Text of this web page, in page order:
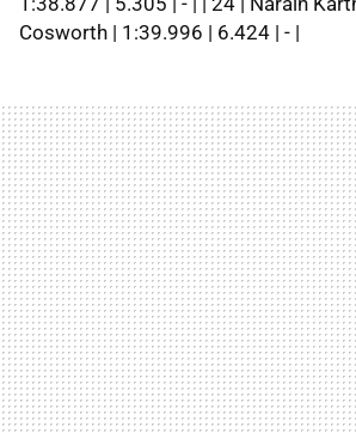
Cosworth | 1:39.996 | 6.424 | - |